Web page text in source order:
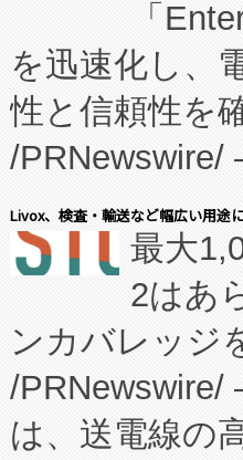
たNeXは、
従来のフェッ
に、患者やサ
キー方式で拡
す。FCCM‑
患者にとって
のアクセス
Fully-
プログラムに
に関する技術
「
を迅速化し、
性と信頼性を
/PRNewswire/
会社エーアイ
President原
ードする
ーエネルギー
た。 Voltaiq独
定、統合、導
Livox、検査・輸送など幅広い用途
最大
2はあ
ンカバレッジ
/PRNewswire/
は、送電線の